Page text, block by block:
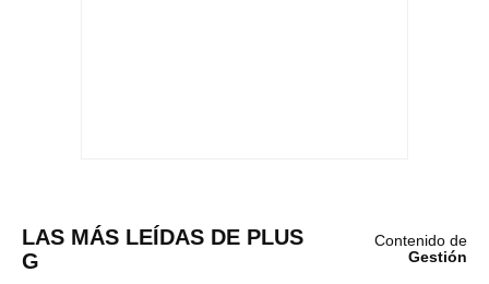
LAS MÁS LEÍDAS DE PLUS
G
Contenido de
Gestión